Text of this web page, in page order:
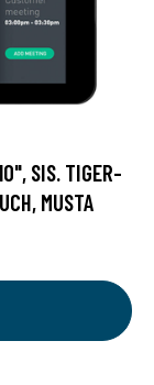
SIS. TIGER-
MUSTA